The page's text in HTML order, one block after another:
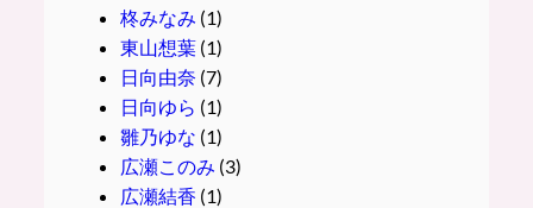
柊みなみ (1)
東山想葉(1)
日向由奈 (7)
日向ゆら (1)
雛乃ゆな (1)
広瀬このみ (3)
広瀬結香 (1)